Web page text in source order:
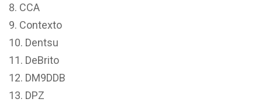
CCA
Contexto
Dentsu
DeBrito
DM9DDB
DPZ